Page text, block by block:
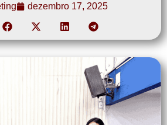
dezembro 17, 2025